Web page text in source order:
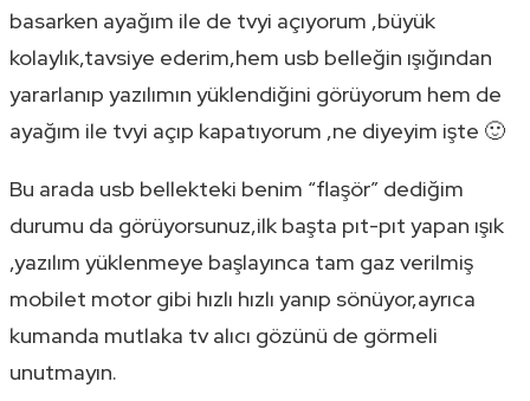
basarken ayağım ile de tvyi açıyorum ,büyük
kolaylık,tavsiye ederim,hem usb belleğin ışığından
yararlanıp yazılımın yüklendiğini görüyorum hem de
ayağım ile tvyi açıp kapatıyorum ,ne diyeyim işte 🙂
Bu arada usb bellekteki benim “flaşör” dediğim
durumu da görüyorsunuz,ilk başta pıt-pıt yapan ışık
,yazılım yüklenmeye başlayınca tam gaz verilmiş
mobilet motor gibi hızlı hızlı yanıp sönüyor,ayrıca
kumanda mutlaka tv alıcı gözünü de görmeli
unutmayın.